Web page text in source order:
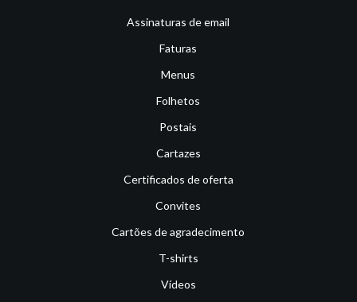
Assinaturas de email
Faturas
Menus
Folhetos
Postais
Cartazes
Certificados de oferta
Convites
Cartões de agradecimento
T-shirts
Vídeos